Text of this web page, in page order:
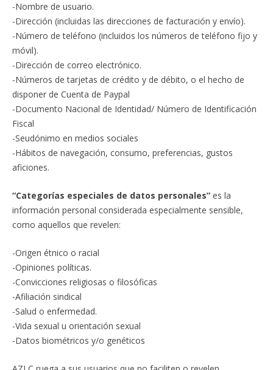
-Nombre de usuario.
-Dirección (incluidas las direcciones de facturación y envío).
-Número de teléfono (incluidos los números de teléfono fijo y
móvil).
-Dirección de correo electrónico.
-Números de tarjetas de crédito y de débito, o el hecho de
disponer de Cuenta de Paypal
-Documento Nacional de Identidad/ Número de Identificación
Fiscal
-Seudónimo en medios sociales
-Hábitos de navegación, consumo, preferencias, gustos
aficiones.
“Categorías especiales de datos personales” es la
información personal considerada especialmente sensible,
como aquellos que revelen:
-Origen étnico o racial
-Opiniones políticas.
-Convicciones religiosas o filosóficas
-Afiliación sindical
-Salud o enfermedad.
-Vida sexual u orientación sexual
-Datos biométricos y/o genéticos